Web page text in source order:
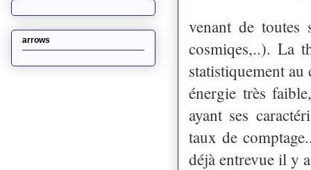
venant de
cosmiqes,..). La
statistiquement
énergie très
ayant ses
taux de
déjà entrevue il y
arrows